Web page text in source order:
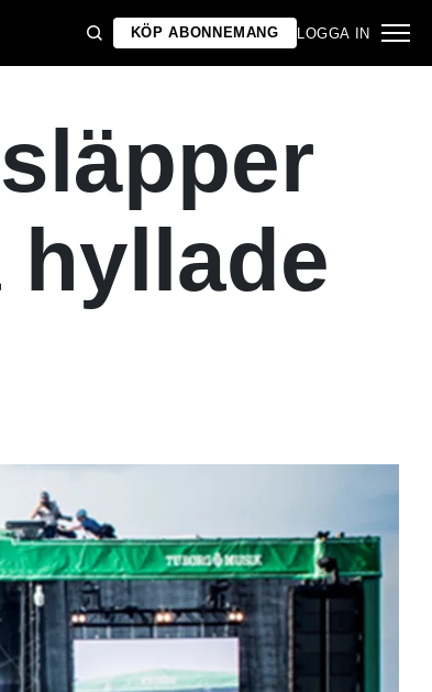
KÖP ABONNEMANG LOGGA IN
hyllade